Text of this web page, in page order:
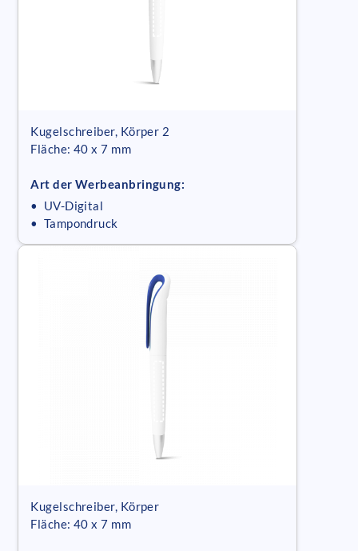
Kugelschreiber, Körper 2
Fläche: 40 x 7 mm
Art der Werbeanbringung:
• UV-Digital
• Tampondruck
Kugelschreiber, Körper
Fläche: 40 x 7 mm